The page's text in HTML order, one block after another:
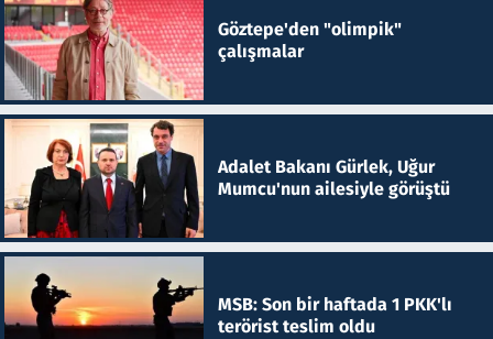
Göztepe'den "olimpik"
çalışmalar
Adalet Bakanı Gürlek, Uğur
Mumcu'nun ailesiyle görüştü
MSB: Son bir haftada 1 PKK'lı
terörist teslim oldu